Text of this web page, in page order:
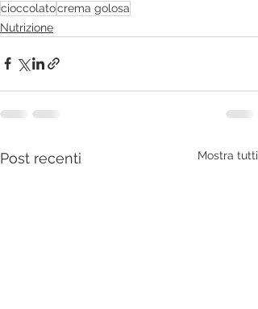
cioccolatocrema golosa
Nutrizione
Post recenti Mostra tutti